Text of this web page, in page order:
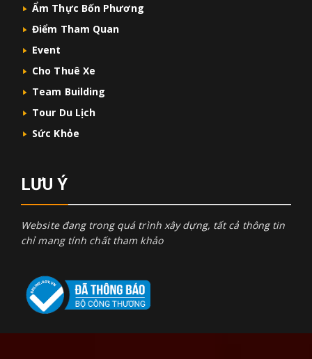
Ẩm Thực Bốn Phương
Điểm Tham Quan
Event
Cho Thuê Xe
Team Building
Tour Du Lịch
Sức Khỏe
LƯU Ý
Website đang trong quá trình xây dựng, tất cả thông tin
chỉ mang tính chất tham khảo